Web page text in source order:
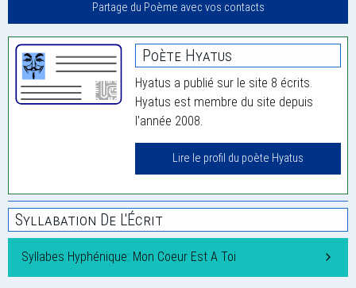
Partage du Poème avec vos contacts
Poète Hyatus
Hyatus a publié sur le site 8 écrits.
Hyatus est membre du site depuis
l'année 2008.
Lire le profil du poète Hyatus
Syllabation De L'Écrit
Syllabes Hyphénique: Mon Coeur Est A Toi